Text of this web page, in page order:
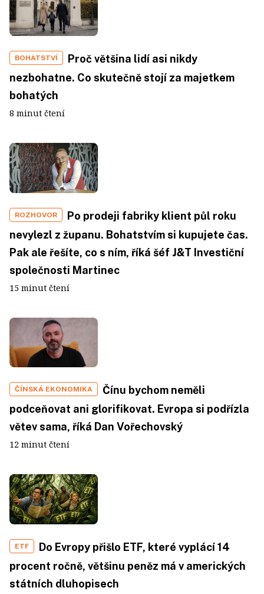
BOHATSTVÍ
Proč většina lidí asi nikdy
nezbohatne. Co skutečně stojí za majetkem
bohatých
8 minut čtení
ROZHOVOR
Po prodeji fabriky klient půl roku
nevylezl z županu. Bohatstvím si kupujete čas.
Pak ale řešíte, co s ním, říká šéf J&T Investiční
společnosti Martinec
15 minut čtení
ČÍNSKÁ EKONOMIKA
Čínu bychom neměli
podceňovat ani glorifikovat. Evropa si podřízla
větev sama, říká Dan Vořechovský
12 minut čtení
ETF
Do Evropy přišlo ETF, které vyplácí 14
procent ročně, většinu peněz má v amerických
státních dluhopisech